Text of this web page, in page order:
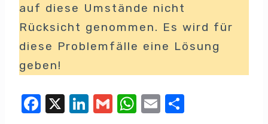
auf diese Umstände nicht
Rücksicht genommen. Es wird für
diese Problemfälle eine Lösung
geben!
F
X
Li
G
W E